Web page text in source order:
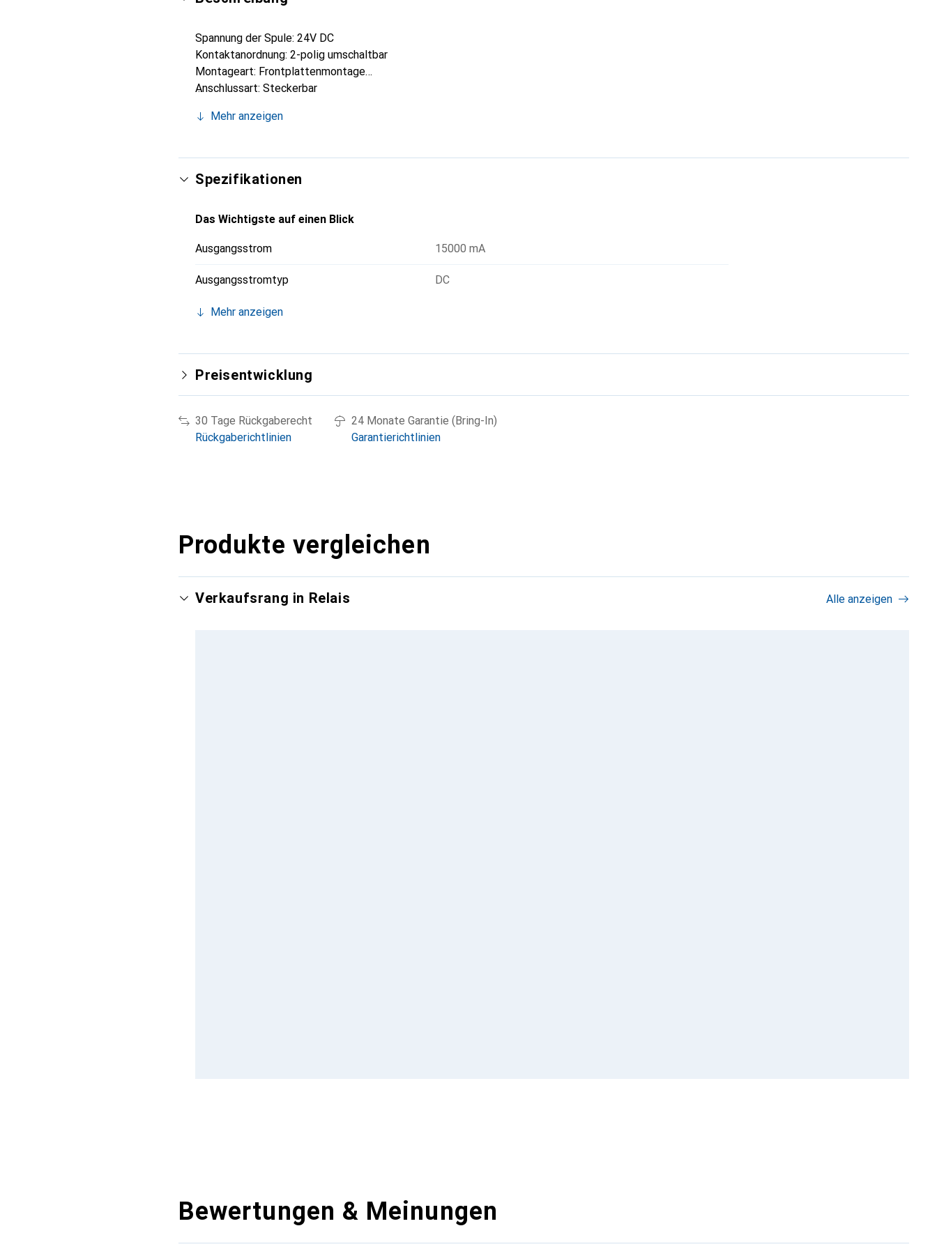
Spannung der Spule: 24V DC
Kontaktanordnung: 2-polig umschaltbar
Montageart: Frontplattenmontage
Anschlussart: Steckerbar
Max. Schaltspannung AC: 250V
Anwendungstyp: Leistung
Länge: 21mm
Tiefe: 46mm
Abmessungen: 21 x 46 x 27mm
Mehr anzeigen
Spezifikationen
Das Wichtigste auf einen Blick
Ausgangsstrom 15000 mA
Ausgangsstromtyp DC
Mehr anzeigen
Preisentwicklung
30 Tage Rückgaberecht
Rückgaberichtlinien
24 Monate Garantie (Bring-In)
Garantierichtlinien
Produkte vergleichen
Verkaufsrang in Relais Alle anzeigen
Bewertungen & Meinungen